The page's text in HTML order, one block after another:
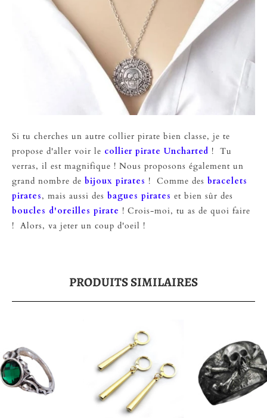
Si tu cherches un autre collier pirate bien classe, je te
propose d'aller voir le collier pirate Uncharted ! Tu
verras, il est magnifique ! Nous proposons également un
grand nombre de bijoux pirates ! Comme des bracelets
pirates, mais aussi des bagues pirates et bien sûr des
boucles d'oreilles pirate ! Crois-moi, tu as de quoi faire
! Alors, va jeter un coup d'oeil !
PRODUITS SIMILAIRES